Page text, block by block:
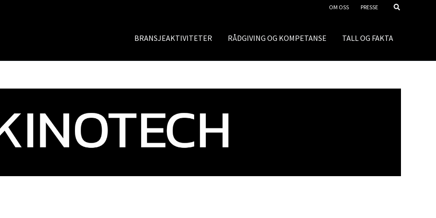
OM OSS PRESSE
BRANSJEAKTIVITETER RÅDGIVING OG KOMPETANSE TALL OG FAKTA